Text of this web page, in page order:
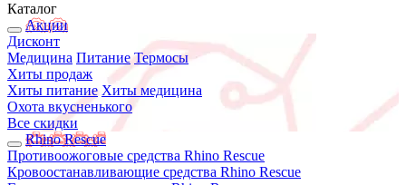
Каталог
Акции
Дисконт
Медицина Питание Термосы
Хиты продаж
Хиты питание Хиты медицина
Охота вкусненького
Все скидки
Rhino Rescue
Противоожоговые средства Rhino Rescue
Кровоостанавливающие средства Rhino Rescue